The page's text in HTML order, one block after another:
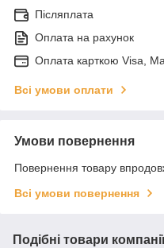
Післяплата
Оплата на рахунок
Оплата карткою Visa,
Всі умови оплати
Умови повернення
Повернення товару
Всі умови повернення
Подібні товари